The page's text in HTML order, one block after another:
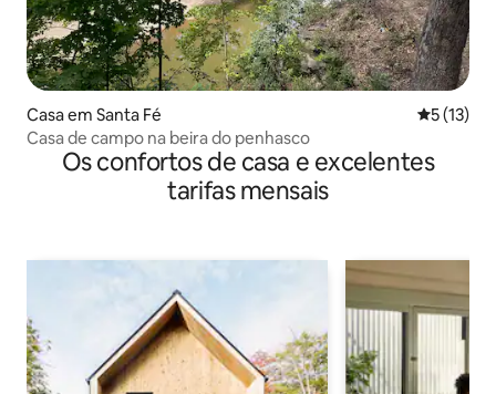
Casa em Santa Fé
5 (13)
Casa de campo na beira do penhasco
Os confortos de casa e excelentes
tarifas mensais